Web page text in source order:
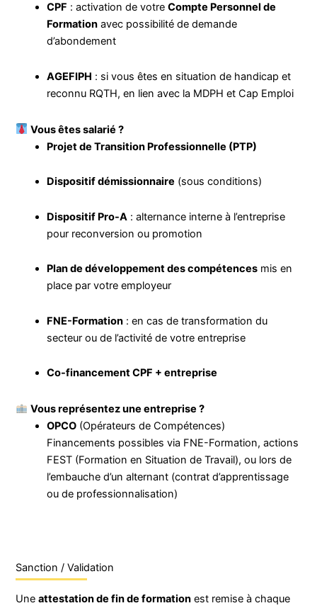
CPF : activation de votreCompte Personnel de
Formation avec possibilité de demande
d’abondement
AGEFIPH : si vous êtes en situation de handicap et
reconnu RQTH, en lien avec la MDPH et Cap Emploi
Vous êtes salarié ?
Projet de Transition Professionnelle (PTP)
Dispositif démissionnaire (sous conditions)
Dispositif Pro-A : alternance interne à l’entreprise
pour reconversion ou promotion
Plan de développement des compétences mis en
place par votre employeur
FNE-Formation : en cas de transformation du
secteur ou de l’activité de votre entreprise
Co-financement CPF + entreprise
Vous représentez une entreprise ?
OPCO (Opérateurs de Compétences)
Financements possibles via FNE-Formation, actions
FEST (Formation en Situation de Travail), ou lors de
l’embauche d’un alternant (contrat d’apprentissage
ou de professionnalisation)
Sanction / Validation
Uneattestation de fin de formation est remise à chaque